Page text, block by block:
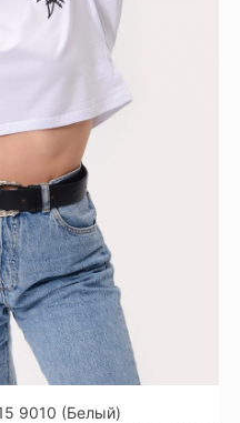
9010 (Белый)